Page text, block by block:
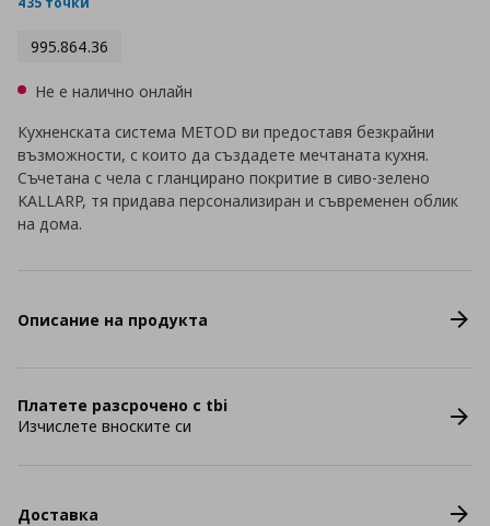
995.864.36
Не е налично онлайн
Кухненската система METOD ви предоставя безкрайни
възможности, с които да създадете мечтаната кухня.
Съчетана с чела с гланцирано покритие в сиво-зелено
KALLARP, тя придава персонализиран и съвременен облик
на дома.
Описание на продукта
Платете разсрочено с tbi
Изчислете вноските си
Доставка